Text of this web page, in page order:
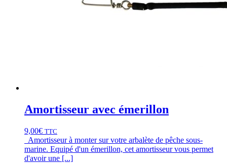
Amortisseur avec émerillon
9,00€ TTC
Amortisseur à monter sur votre arbalète de pêche sous-
marine. Equipé d'un émerillon, cet amortisseur vous permet
d'avoir une [...]